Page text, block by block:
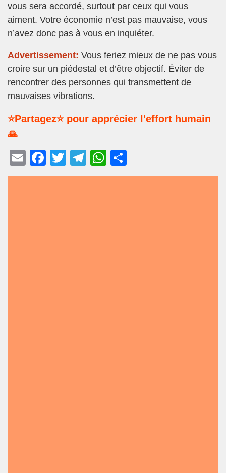
vous sera accordé, surtout par ceux qui vous
aiment. Votre économie n’est pas mauvaise, vous
n’avez donc pas à vous en inquiéter.
Advertissement: Vous feriez mieux de ne pas vous
croire sur un piédestal et d’être objectif. Éviter de
rencontrer des personnes qui transmettent de
mauvaises vibrations.
⭐Partagez⭐ pour apprécier l'effort humain
🙏
E
m
F
a
T
wi
T
el
W
h
ar